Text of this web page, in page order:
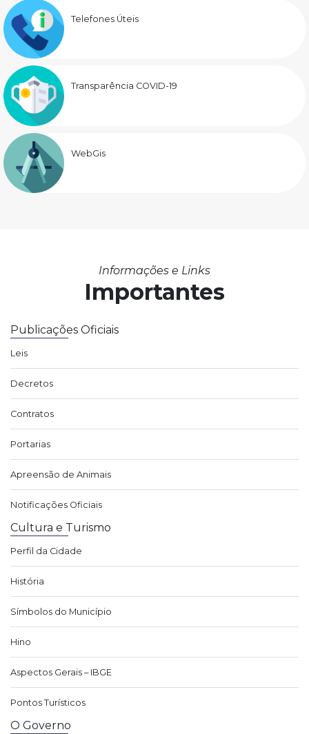
Telefones Úteis
Transparência COVID-19
WebGis
Informações e Links
Importantes
Publicações Oficiais
Leis
Decretos
Contratos
Portarias
Apreensão de Animais
Notificações Oficiais
Cultura e Turismo
Perfil da Cidade
História
Símbolos do Município
Hino
Aspectos Gerais – IBGE
Pontos Turísticos
O Governo